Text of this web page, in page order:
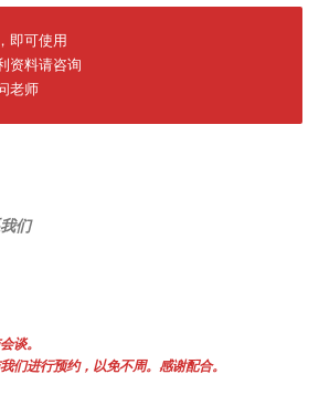
即可使用
资料请咨询
老师
们
谈。
们进行预约，以免不周。感谢配合。